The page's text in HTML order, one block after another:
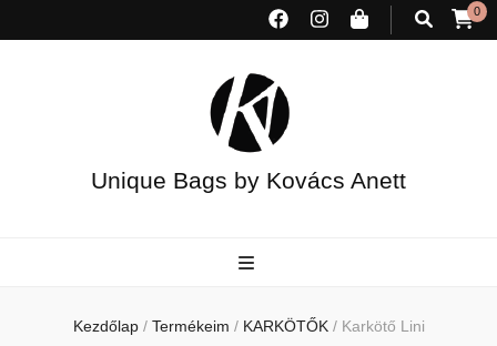
0
Unique Bags by Kovács Anett
Kezdőlap / Termékeim / KARKÖTŐK / Karkötő Lini